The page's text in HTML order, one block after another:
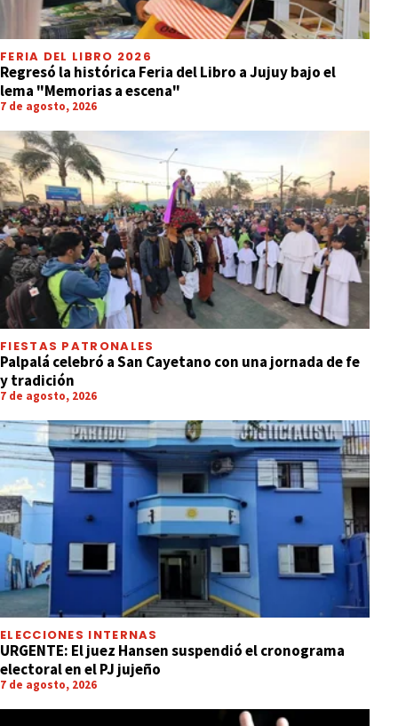
FERIA DEL LIBRO 2026
Regresó la histórica Feria del Libro a Jujuy bajo el
lema "Memorias a escena"
7 de agosto, 2026
FIESTAS PATRONALES
Palpalá celebró a San Cayetano con una jornada de fe
y tradición
7 de agosto, 2026
ELECCIONES INTERNAS
URGENTE: El juez Hansen suspendió el cronograma
electoral en el PJ jujeño
7 de agosto, 2026